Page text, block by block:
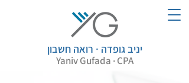
יניב גופדה · רואה חשבון
YanivGufada · CPA